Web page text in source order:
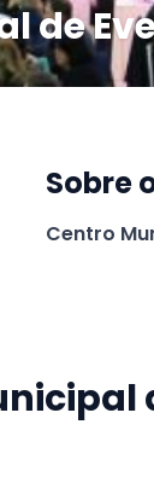
de
Sobre
Centro